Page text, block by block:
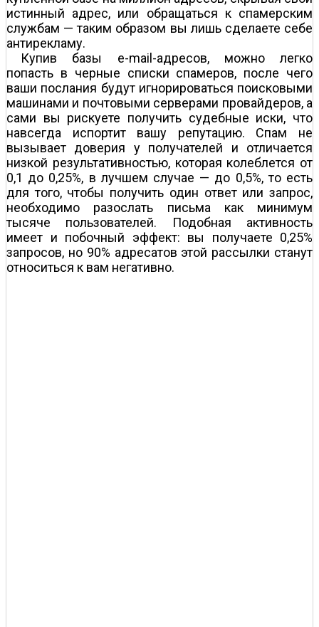
истинный адрес, или обращаться к спамерским
службам — таким образом вы лишь сделаете себе
антирекламу.
Купив базы e-mail-адресов, можно легко
попасть в черные списки спамеров, после чего
ваши послания будут игнорироваться поисковыми
машинами и почтовыми серверами провайдеров, а
сами вы рискуете получить судебные иски, что
навсегда испортит вашу репутацию. Спам не
вызывает доверия у получателей и отличается
низкой результативностью, которая колеблется от
0,1 до 0,25%, в лучшем случае — до 0,5%, то есть
для того, чтобы получить один ответ или запрос,
необходимо разослать письма как минимум
тысяче пользователей. Подобная активность
имеет и побочный эффект: вы получаете 0,25%
запросов, но 90% адресатов этой рассылки станут
относиться к вам негативно.